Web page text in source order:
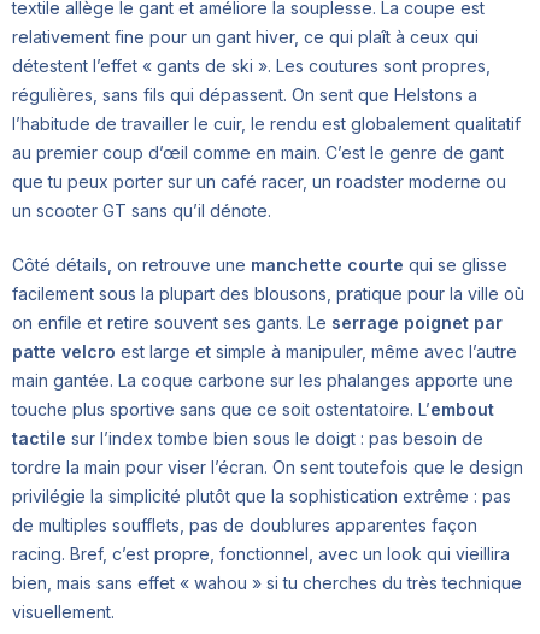
textile allège le gant et améliore la souplesse. La coupe est
relativement fine pour un gant hiver, ce qui plaît à ceux qui
détestent l’effet « gants de ski ». Les coutures sont propres,
régulières, sans fils qui dépassent. On sent que Helstons a
l’habitude de travailler le cuir, le rendu est globalement qualitatif
au premier coup d’œil comme en main. C’est le genre de gant
que tu peux porter sur un café racer, un roadster moderne ou
un scooter GT sans qu’il dénote.
Côté détails, on retrouve une manchette courte qui se glisse
facilement sous la plupart des blousons, pratique pour la ville où
on enfile et retire souvent ses gants. Le serrage poignet par
patte velcro est large et simple à manipuler, même avec l’autre
main gantée. La coque carbone sur les phalanges apporte une
touche plus sportive sans que ce soit ostentatoire. L’embout
tactile sur l’index tombe bien sous le doigt : pas besoin de
tordre la main pour viser l’écran. On sent toutefois que le design
privilégie la simplicité plutôt que la sophistication extrême : pas
de multiples soufflets, pas de doublures apparentes façon
racing. Bref, c’est propre, fonctionnel, avec un look qui vieillira
bien, mais sans effet « wahou » si tu cherches du très technique
visuellement.